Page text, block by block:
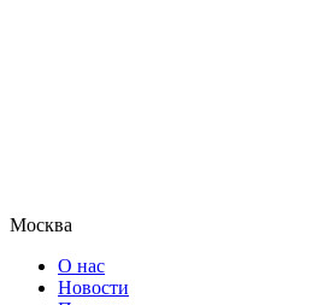
Москва
О нас
Новости